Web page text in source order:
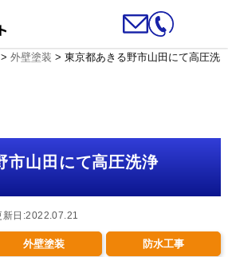
外壁塗装 > 東京都あきる野市山田にて高圧洗
市山田にて高圧洗浄
日:2022.07.21
外壁塗装 防水工事